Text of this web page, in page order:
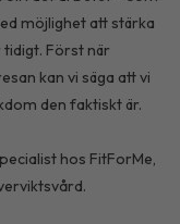
möjlighet att stärka
Först när
kan vi säga att vi
den faktiskt är.
hos FitForMe,